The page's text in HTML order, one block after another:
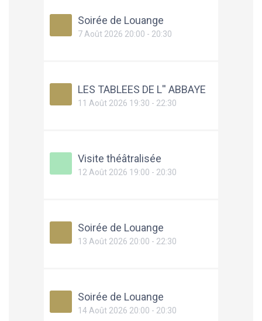
Soirée de Louange
7 Août 2026 20:00 - 20:30
LES TABLEES DE L'' ABBAYE
11 Août 2026 19:30 - 22:30
Visite théâtralisée
12 Août 2026 19:00 - 20:30
Soirée de Louange
13 Août 2026 20:00 - 22:30
Soirée de Louange
14 Août 2026 20:00 - 20:30